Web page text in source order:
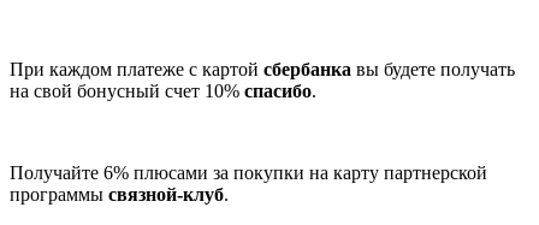
При каждом платеже с картой сбербанка вы будете получать
на свой бонусный счет 10% спасибо.
Получайте 6% плюсами за покупки на карту партнерской
программы связной-клуб.